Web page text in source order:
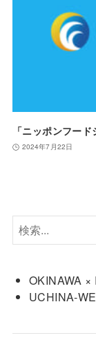
「ニッポンフー
2024年7月22日
OKINAWA ×
UCHINA-